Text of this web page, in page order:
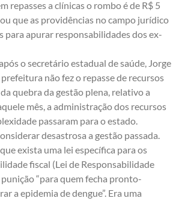
repasses a clínicas o rombo é de R$ 5
que as providências no campo jurídico
para apurar responsabilidades dos ex-
o secretário estadual de saúde, Jorge
não fez o repasse de recursos
quebra da gestão plena, relativo a
mês, a administração dos recursos
passaram para o estado.
desastrosa a gestão passada.
exista uma lei específica para os
fiscal (Lei de Responsabilidade
punição “para quem fecha pronto-
a epidemia de dengue”. Era uma